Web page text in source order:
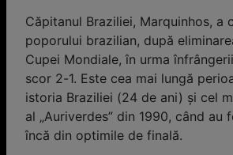
Căpitanul Braziliei, Marquinhos, a
poporului brazilian, după
Cupei Mondiale, în urma
scor 2-1. Este cea mai lungă
istoria Braziliei (24 de ani) şi cel
al „Auriverdes” din 1990, când au
încă din optimile de finală.